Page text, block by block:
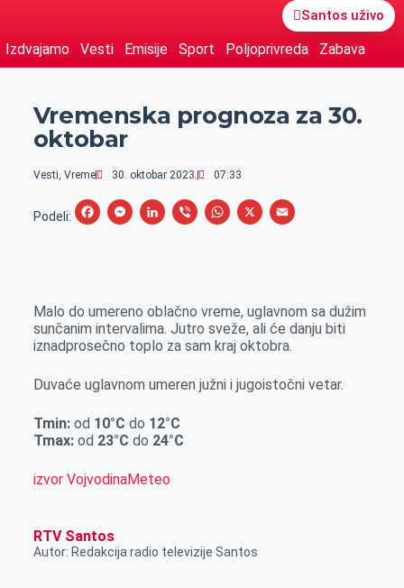
Santos uživo
Izdvajamo Vesti Emisije Sport Poljoprivreda Zabava
Vremenska prognoza za 30.
oktobar
Vesti, Vreme 30. oktobar 2023. 07:33
Podeli:
F
b
o
k
M
e
n
e
L
e
d
n
V
r
W
s
A
p
X
E
l
Malo do umereno oblačno vreme, uglavnom sa dužim
sunčanim intervalima. Jutro sveže, ali će danju biti
iznadprosečno toplo za sam kraj oktobra.
Duvaće uglavnom umeren južni i jugoistočni vetar.
Tmin:od 10°C do 12°C
Tmax: od 23°C do 24°C
izvor VojvodinaMeteo
RTV Santos
Autor: Redakcija radio televizije Santos